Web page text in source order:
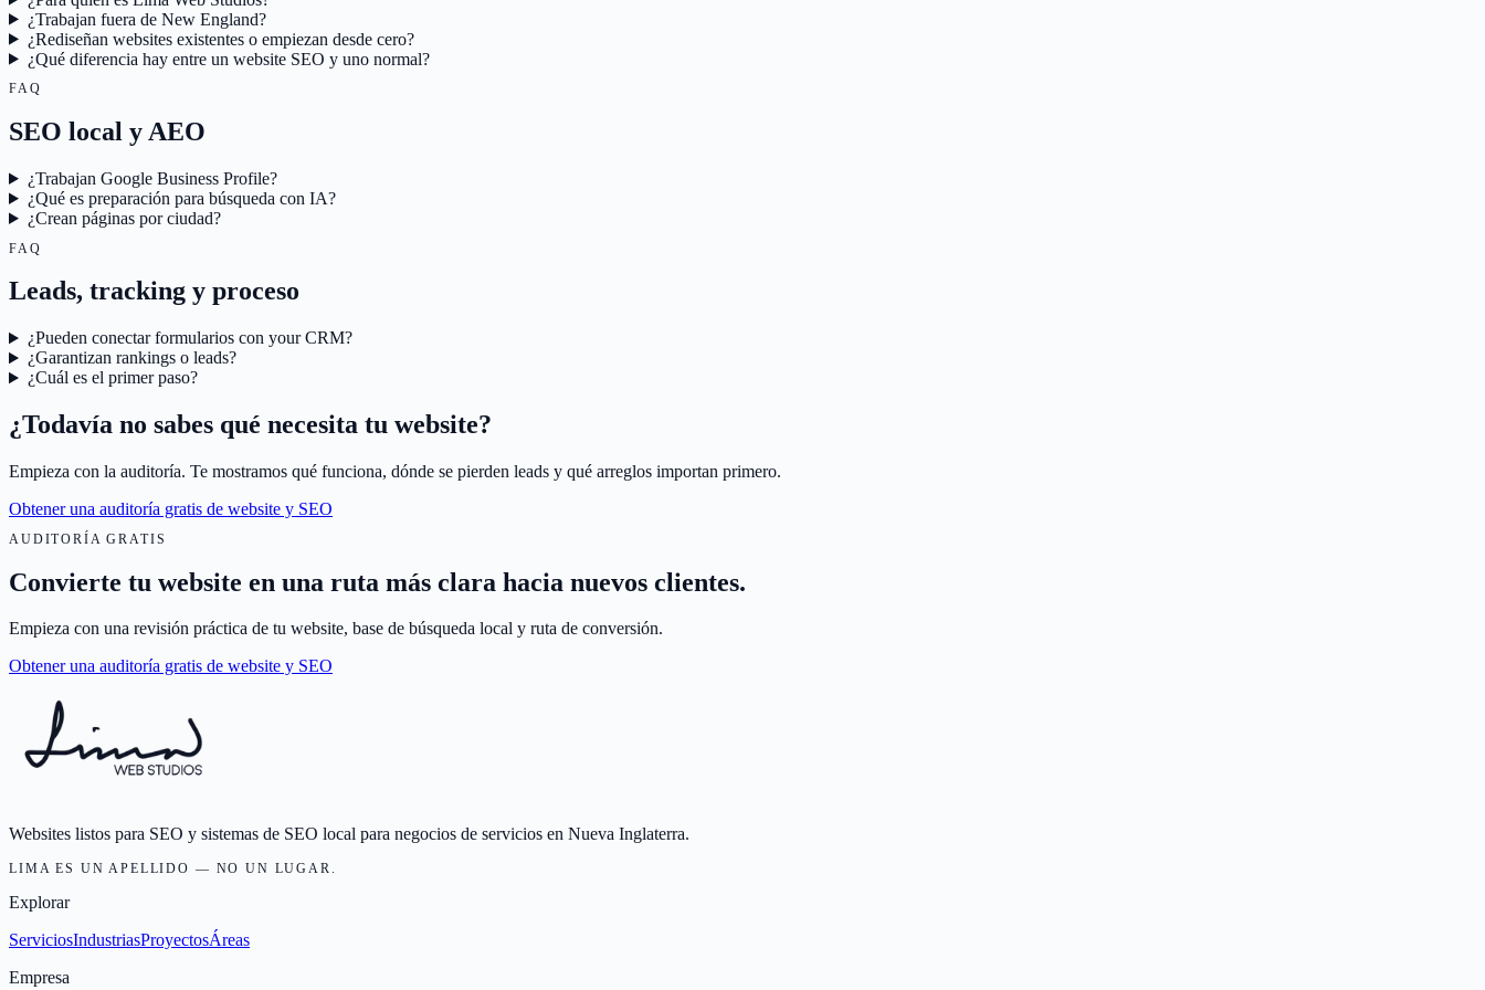
¿Trabajan fuera de New England?
¿Rediseñan websites existentes o empiezan desde cero?
¿Qué diferencia hay entre un website SEO y uno normal?
FAQ
SEO local y AEO
¿Trabajan Google Business Profile?
¿Qué es preparación para búsqueda con IA?
¿Crean páginas por ciudad?
FAQ
Leads, tracking y proceso
¿Pueden conectar formularios con your CRM?
¿Garantizan rankings o leads?
¿Cuál es el primer paso?
¿Todavía no sabes qué necesita tu website?
Empieza con la auditoría. Te mostramos qué funciona, dónde se pierden leads y qué arreglos importan primero.
Obtener una auditoría gratis de website y SEO
AUDITORÍA GRATIS
Convierte tu website en una ruta más clara hacia nuevos clientes.
Empieza con una revisión práctica de tu website, base de búsqueda local y ruta de conversión.
Obtener una auditoría gratis de website y SEO
Websites listos para SEO y sistemas de SEO local para negocios de servicios en Nueva Inglaterra.
LIMA ES UN APELLIDO — NO UN LUGAR.
Explorar
ServiciosIndustriasProyectosÁreas
Empresa